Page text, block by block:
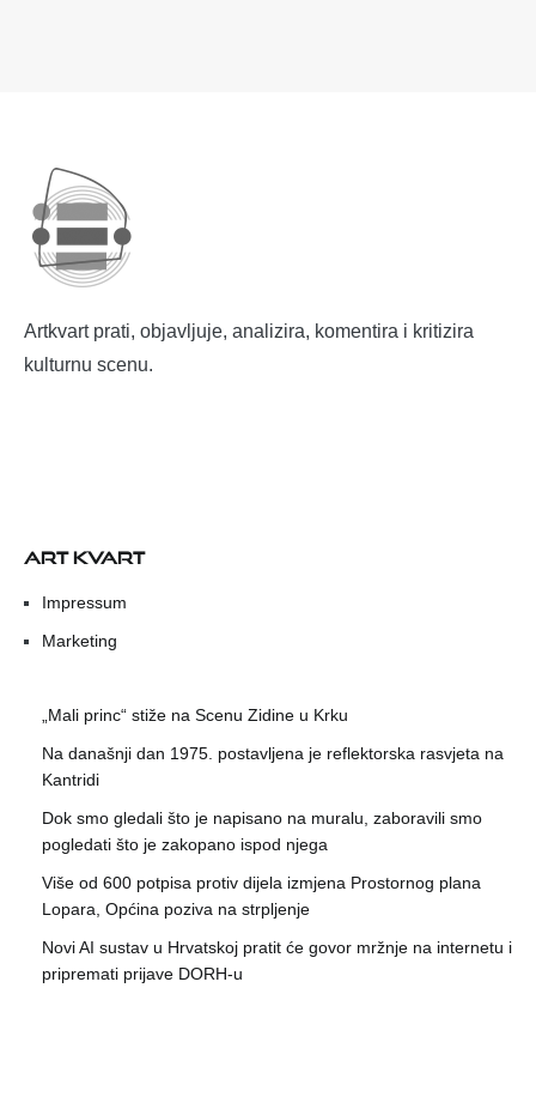
Artkvart prati, objavljuje, analizira, komentira i kritizira
kulturnu scenu.
ART KVART
Impressum
Marketing
„Mali princ“ stiže na Scenu Zidine u Krku
Na današnji dan 1975. postavljena je reflektorska rasvjeta na
Kantridi
Dok smo gledali što je napisano na muralu, zaboravili smo
pogledati što je zakopano ispod njega
Više od 600 potpisa protiv dijela izmjena Prostornog plana
Lopara, Općina poziva na strpljenje
Novi AI sustav u Hrvatskoj pratit će govor mržnje na internetu i
pripremati prijave DORH-u